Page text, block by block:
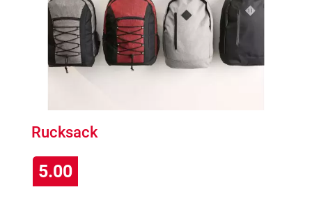
Rucksack
5.00